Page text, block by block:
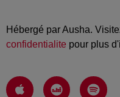
Hébergé par Ausha.
confidentialite pour plus